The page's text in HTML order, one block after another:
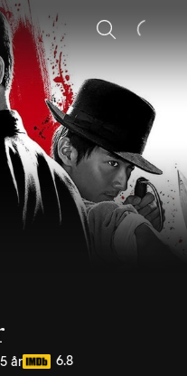
Sök
år 6.8